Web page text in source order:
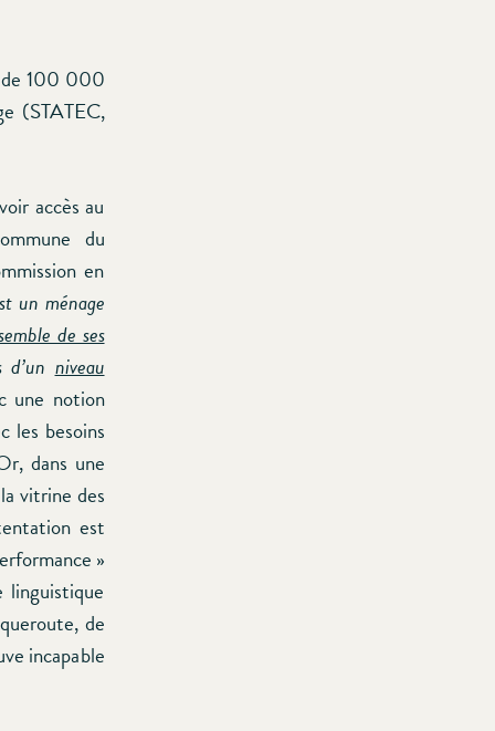
de 100 000
(STATEC,
accès au
du
en
un ménage
de ses
d’unniveau
une notion
les besoins
dans une
vitrine des
est
»
de
incapable